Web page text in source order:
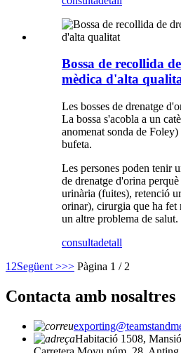
Bossa de recollida
mèdica d'alta
Les bosses de drenatge
La bossa s'acobla a un
anomenat sonda de
bufeta.
Les persones poden tenir
de drenatge d'orina
urinària (fuites), retenció
orinar), cirurgia que ha fet
un altre problema de salut.
consultadetall
1 2Següent >>> Pàgina 1 / 2
Contacta amb nosaltres
Habitació 1508,